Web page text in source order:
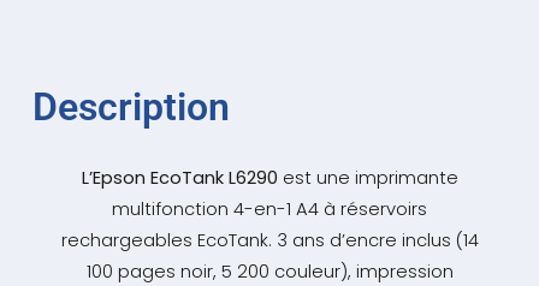
Description
L’Epson EcoTank L6290 est une imprimante
multifonction 4-en-1 A4 à réservoirs
rechargeables EcoTank. 3 ans d’encre inclus (14
100 pages noir, 5 200 couleur), impression